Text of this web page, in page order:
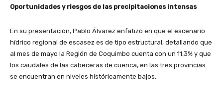
Oportunidades y riesgos de las precipitaciones intensas
En su presentación, Pablo Álvarez enfatizó en que el escenario
hídrico regional de escasez es de tipo estructural, detallando que
al mes de mayo la Región de Coquimbo cuenta con un 11,3% y que
los caudales de las cabeceras de cuenca, en las tres provincias
se encuentran en niveles históricamente bajos.